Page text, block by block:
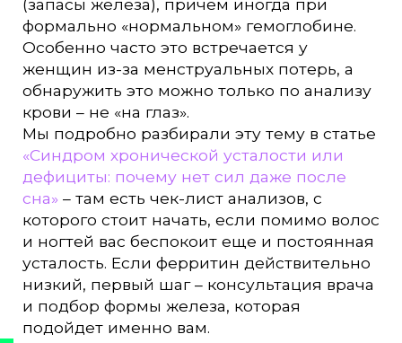
(запасы железа), причем иногда при
формально «нормальном» гемоглобине.
Особенно часто это встречается у
женщин из-за менструальных потерь, а
обнаружить это можно только по анализу
крови – не «на глаз».
Мы подробно разбирали эту тему в статье
«Синдром хронической усталости или
дефициты: почему нет сил даже после
сна» – там есть чек-лист анализов, с
которого стоит начать, если помимо волос
и ногтей вас беспокоит еще и постоянная
усталость. Если ферритин действительно
низкий, первый шаг – консультация врача
и подбор формы железа, которая
подойдет именно вам.